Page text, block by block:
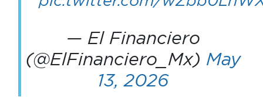
— El Financiero
(@ElFinanciero_Mx) May
13, 2026